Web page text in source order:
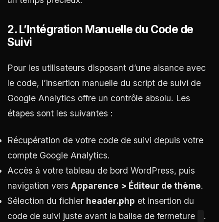
2. L’Intégration Manuelle du Code de
Suivi
Pour les utilisateurs disposant d’une aisance avec
le code, l’insertion manuelle du script de suivi de
Google Analytics offre un contrôle absolu. Les
étapes sont les suivantes :
Récupération de votre code de suivi depuis votre
compte Google Analytics.
Accès à votre tableau de bord WordPress, puis
navigation vers Apparence > Éditeur de thème.
Sélection du fichier header.php et insertion du
code de suivi juste avant la balise de fermeture
.